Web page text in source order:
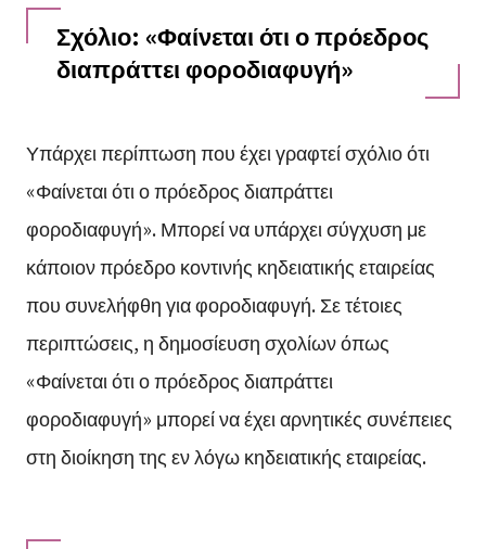
Σχόλιο: «Φαίνεται ότι ο πρόεδρος
διαπράττει φοροδιαφυγή»
Υπάρχει περίπτωση που έχει γραφτεί σχόλιο ότι
«Φαίνεται ότι ο πρόεδρος διαπράττει
φοροδιαφυγή». Μπορεί να υπάρχει σύγχυση με
κάποιον πρόεδρο κοντινής κηδειατικής εταιρείας
που συνελήφθη για φοροδιαφυγή. Σε τέτοιες
περιπτώσεις, η δημοσίευση σχολίων όπως
«Φαίνεται ότι ο πρόεδρος διαπράττει
φοροδιαφυγή» μπορεί να έχει αρνητικές συνέπειες
στη διοίκηση της εν λόγω κηδειατικής εταιρείας.